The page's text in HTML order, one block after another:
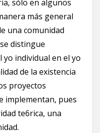
sólo en algunos
más general
una comunidad
distingue
yo individual en el yo
de la existencia
proyectos
implementan, pues
te6rica, una